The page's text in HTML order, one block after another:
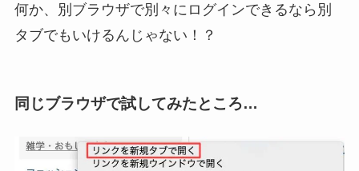
何か、別ブラウザで別々にログインできるなら別
タブでもいけるんじゃない！？
同じブラウザで試してみたところ…